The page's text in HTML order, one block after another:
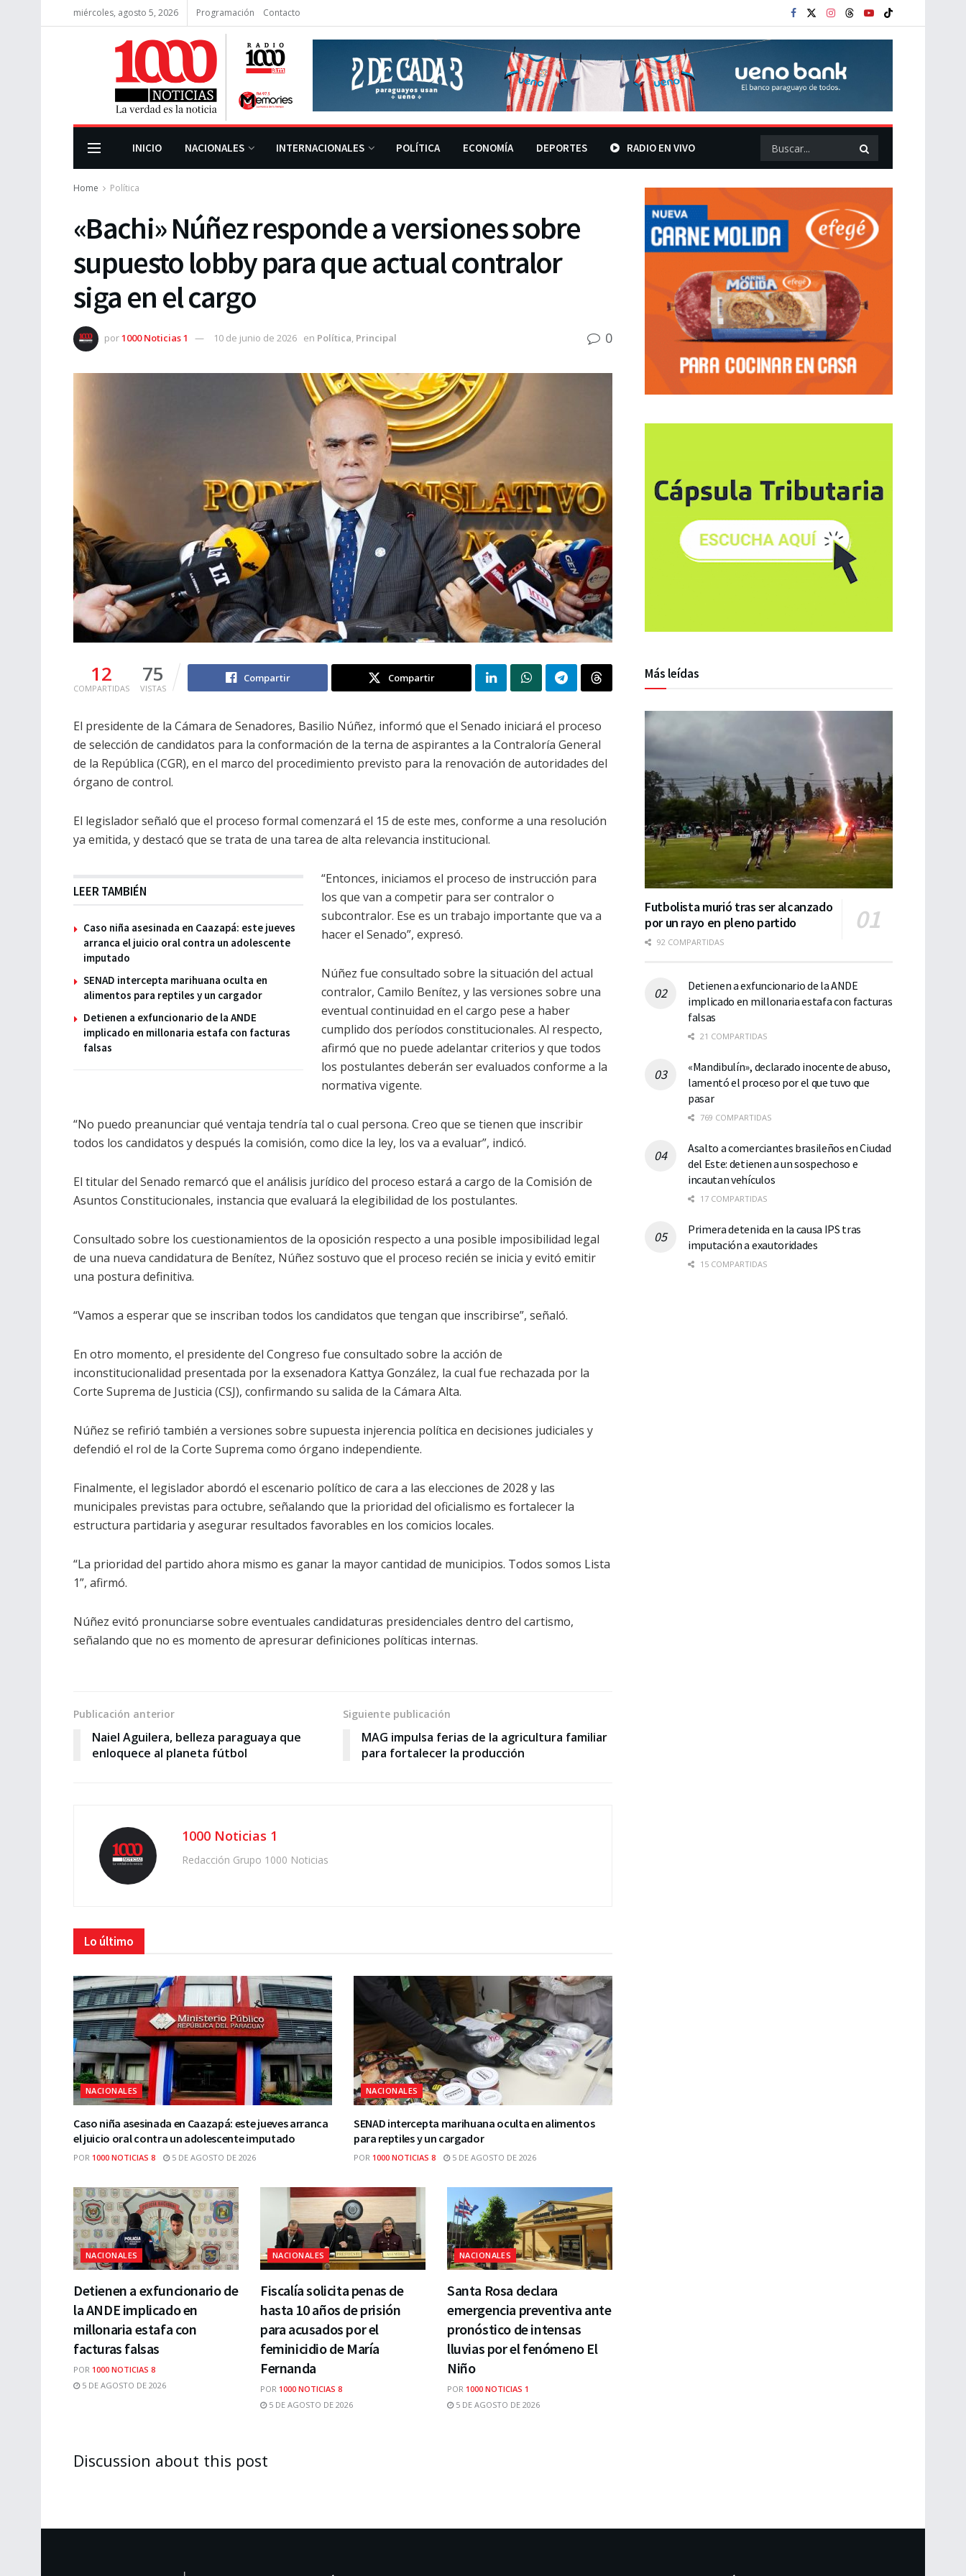
miércoles, agosto 5, 2026 Programación Contacto
INICIO NACIONALES INTERNACIONALES POLÍTICA ECONOMÍA DEPORTES RADIO EN VIVO
Home Política
«Bachi» Núñez responde a versiones sobre
supuesto lobby para que actual contralor
siga en el cargo
por1000 Noticias 1 10 de junio de 2026 en Política, Principal 0
12
COMPARTIDAS
75
VISTAS
Compartir Compartir
El presidente de la Cámara de Senadores, Basilio Núñez, informó que el Senado iniciará el proceso
de selección de candidatos para la conformación de la terna de aspirantes a la Contraloría General
de la República (CGR), en el marco del procedimiento previsto para la renovación de autoridades del
órgano de control.
El legislador señaló que el proceso formal comenzará el 15 de este mes, conforme a una resolución
ya emitida, y destacó que se trata de una tarea de alta relevancia institucional.
LEER TAMBIÉN
Caso niña asesinada en Caazapá: este jueves
arranca el juicio oral contra un adolescente
imputado
SENAD intercepta marihuana oculta en
alimentos para reptiles y un cargador
Detienen a exfuncionario de la ANDE
implicado en millonaria estafa con facturas
falsas
“Entonces, iniciamos el proceso de instrucción para
los que van a competir para ser contralor o
subcontralor. Ese es un trabajo importante que va a
hacer el Senado”, expresó.
Núñez fue consultado sobre la situación del actual
contralor, Camilo Benítez, y las versiones sobre una
eventual continuidad en el cargo pese a haber
cumplido dos períodos constitucionales. Al respecto,
afirmó que no puede adelantar criterios y que todos
los postulantes deberán ser evaluados conforme a la
normativa vigente.
“No puedo preanunciar qué ventaja tendría tal o cual persona. Creo que se tienen que inscribir
todos los candidatos y después la comisión, como dice la ley, los va a evaluar”, indicó.
El titular del Senado remarcó que el análisis jurídico del proceso estará a cargo de la Comisión de
Asuntos Constitucionales, instancia que evaluará la elegibilidad de los postulantes.
Consultado sobre los cuestionamientos de la oposición respecto a una posible imposibilidad legal
de una nueva candidatura de Benítez, Núñez sostuvo que el proceso recién se inicia y evitó emitir
una postura definitiva.
“Vamos a esperar que se inscriban todos los candidatos que tengan que inscribirse”, señaló.
En otro momento, el presidente del Congreso fue consultado sobre la acción de
inconstitucionalidad presentada por la exsenadora Kattya González, la cual fue rechazada por la
Corte Suprema de Justicia (CSJ), confirmando su salida de la Cámara Alta.
Núñez se refirió también a versiones sobre supuesta injerencia política en decisiones judiciales y
defendió el rol de la Corte Suprema como órgano independiente.
Finalmente, el legislador abordó el escenario político de cara a las elecciones de 2028 y las
municipales previstas para octubre, señalando que la prioridad del oficialismo es fortalecer la
estructura partidaria y asegurar resultados favorables en los comicios locales.
“La prioridad del partido ahora mismo es ganar la mayor cantidad de municipios. Todos somos Lista
1”, afirmó.
Núñez evitó pronunciarse sobre eventuales candidaturas presidenciales dentro del cartismo,
señalando que no es momento de apresurar definiciones políticas internas.
Publicación anterior
Naiel Aguilera, belleza paraguaya que
enloquece al planeta fútbol
Siguiente publicación
MAG impulsa ferias de la agricultura familiar
para fortalecer la producción
1000 Noticias 1
Redacción Grupo 1000 Noticias
Lo último
NACIONALES
Caso niña asesinada en Caazapá: este jueves arranca
el juicio oral contra un adolescente imputado
POR 1000 NOTICIAS 8 5 DE AGOSTO DE 2026
NACIONALES
SENAD intercepta marihuana oculta en alimentos
para reptiles y un cargador
POR 1000 NOTICIAS 8 5 DE AGOSTO DE 2026
NACIONALES
Detienen a exfuncionario de
la ANDE implicado en
millonaria estafa con
facturas falsas
POR 1000 NOTICIAS 8
5 DE AGOSTO DE 2026
NACIONALES
Fiscalía solicita penas de
hasta 10 años de prisión
para acusados por el
feminicidio de María
Fernanda
POR 1000 NOTICIAS 8
5 DE AGOSTO DE 2026
NACIONALES
Santa Rosa declara
emergencia preventiva ante
pronóstico de intensas
lluvias por el fenómeno El
Niño
POR 1000 NOTICIAS 1
5 DE AGOSTO DE 2026
Discussion about this post
Más leídas
Futbolista murió tras ser alcanzado
por un rayo en pleno partido
92 COMPARTIDAS
Detienen a exfuncionario de la ANDE
implicado en millonaria estafa con facturas
falsas
21 COMPARTIDAS
«Mandibulín», declarado inocente de abuso,
lamentó el proceso por el que tuvo que
pasar
769 COMPARTIDAS
Asalto a comerciantes brasileños en Ciudad
del Este: detienen a un sospechoso e
incautan vehículos
17 COMPARTIDAS
Primera detenida en la causa IPS tras
imputación a exautoridades
15 COMPARTIDAS